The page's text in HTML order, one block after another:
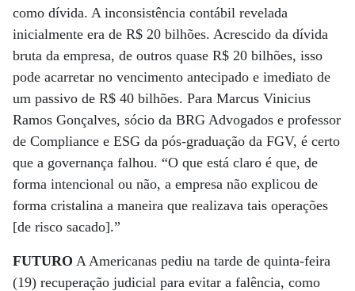
como dívida. A inconsistência contábil revelada
inicialmente era de R$ 20 bilhões. Acrescido da dívida
bruta da empresa, de outros quase R$ 20 bilhões, isso
pode acarretar no vencimento antecipado e imediato de
um passivo de R$ 40 bilhões. Para Marcus Vinicius
Ramos Gonçalves, sócio da BRG Advogados e professor
de Compliance e ESG da pós-graduação da FGV, é certo
que a governança falhou. “O que está claro é que, de
forma intencional ou não, a empresa não explicou de
forma cristalina a maneira que realizava tais operações
[de risco sacado].”
FUTURO A Americanas pediu na tarde de quinta-feira
(19) recuperação judicial para evitar a falência, como